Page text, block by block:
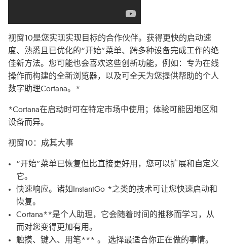
视窗10是您实现实现目标的合作伙伴。获得更快的启动速
度、熟悉且已优化的“开始”菜单、跨多种设备完成工作的绝
佳新方法。您可能也会喜欢这些创新功能，例如：专为在线
操作而构建的全新浏览器，以及可全天为您提供帮助的个人
数字助理Cortana。*
*Cortana在启动时可在特定市场中使用；体验可能因地区和
设备而异。
视窗10：成其大事
“开始”菜单已恢复但比直接更好用，您可以扩展和自定义
它。
快速响应。诸如InstantGo *之类的技术可让您快速启动和
恢复。
Cortana**是个人助理，它会随着时间的推移而学习，从
而对您变得更加有用。
触摸、键入、用笔*** 。 选择最适合你正在做的事情。